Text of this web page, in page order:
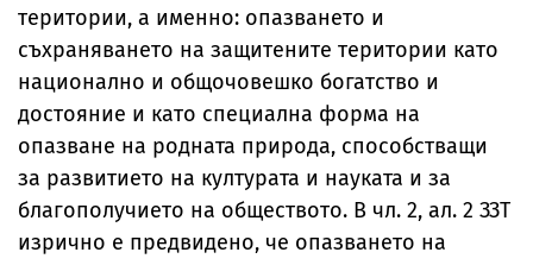
територии, а именно: опазването и
съхраняването на защитените територии като
национално и общочовешко богатство и
достояние и като специална форма на
опазване на родната природа, способстващи
за развитието на културата и науката и за
благополучието на обществото. В чл. 2, ал. 2 ЗЗТ
изрично е предвидено, че опазването на